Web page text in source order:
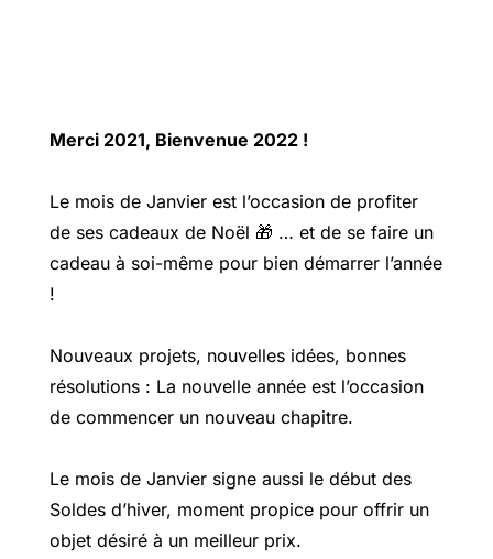
Merci 2021, Bienvenue 2022 !
Le mois de Janvier est l’occasion de profiter
de ses cadeaux de Noël 🎁 … et de se faire un
cadeau à soi-même pour bien démarrer l’année
!
Nouveaux projets, nouvelles idées, bonnes
résolutions : La nouvelle année est l’occasion
de commencer un nouveau chapitre.
Le mois de Janvier signe aussi le début des
Soldes d’hiver, moment propice pour offrir un
objet désiré à un meilleur prix.